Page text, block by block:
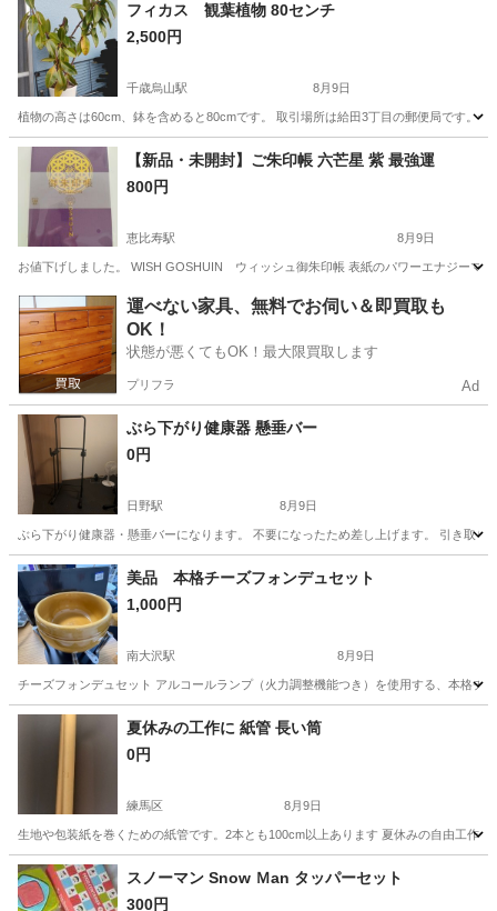
フィカス 観葉植物 80センチ
2,500円
千歳烏山駅 8月9日
植物の高さは60cm、鉢を含めると80cmです。 取引場所は給田3丁目の郵便局です。
東京 世田谷区 千歳烏山駅 家庭用品
【新品・未開封】ご朱印帳 六芒星 紫 最強運
800円
恵比寿駅 8月9日
お値下げしました。 WISH GOSHUIN ウィッシュ御朱印帳 表紙のパワーエナジーマ
東京 渋谷区 恵比寿駅 その他 ご朱印
運べない家具、無料でお伺い＆即買取も
OK！
状態が悪くてもOK！最大限買取します
プリフラ Ad
ぶら下がり健康器 懸垂バー
0円
日野駅 8月9日
ぶら下がり健康器・懸垂バーになります。 不要になったため差し上げます。 引き取
東京 日野市 日野駅 生活雑貨 ぶら下がり健康器
美品 本格チーズフォンデュセット
1,000円
南大沢駅 8月9日
チーズフォンデュセット アルコールランプ（火力調整機能つき）を使用する、本格
東京 八王子市 南大沢駅 調理器具
夏休みの工作に 紙管 長い筒
0円
練馬区 8月9日
生地や包装紙を巻くための紙管です。2本とも100cm以上あります 夏休みの自由工作の
東京 練馬区 ラッピング用品 紙管
スノーマン Snow Ｍan タッパーセット
300円